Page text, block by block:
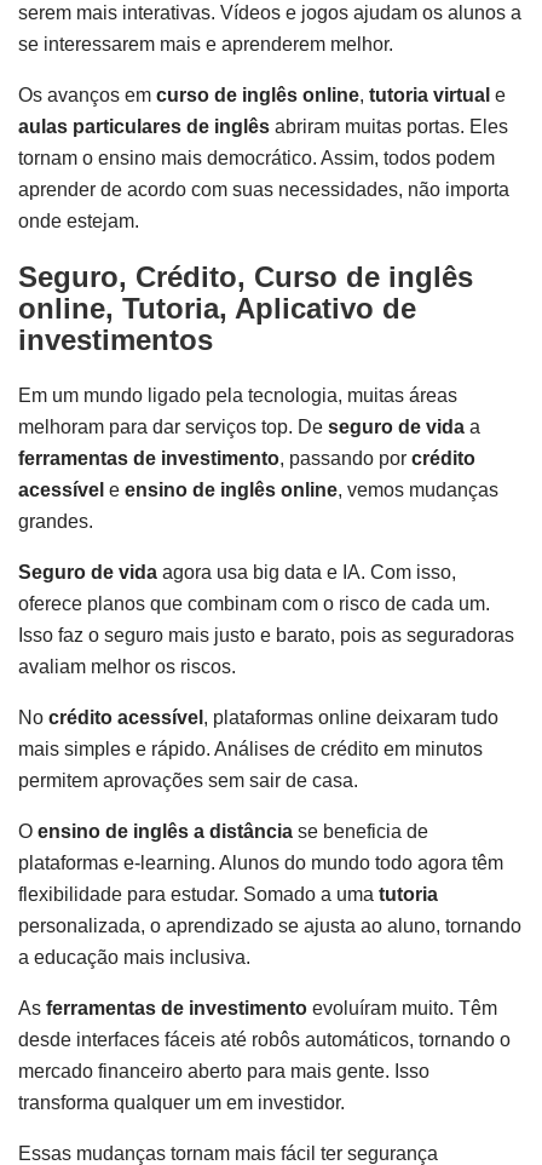
serem mais interativas. Vídeos e jogos ajudam os alunos a
se interessarem mais e aprenderem melhor.
Os avanços em curso de inglês online, tutoria virtual e
aulas particulares de inglês abriram muitas portas. Eles
tornam o ensino mais democrático. Assim, todos podem
aprender de acordo com suas necessidades, não importa
onde estejam.
Seguro, Crédito, Curso de inglês
online, Tutoria, Aplicativo de
investimentos
Em um mundo ligado pela tecnologia, muitas áreas
melhoram para dar serviços top. De seguro de vida a
ferramentas de investimento, passando por crédito
acessível e ensino de inglês online, vemos mudanças
grandes.
Seguro de vida agora usa big data e IA. Com isso,
oferece planos que combinam com o risco de cada um.
Isso faz o seguro mais justo e barato, pois as seguradoras
avaliam melhor os riscos.
No crédito acessível , plataformas online deixaram tudo
mais simples e rápido. Análises de crédito em minutos
permitem aprovações sem sair de casa.
O ensino de inglês a distância se beneficia de
plataformas e-learning. Alunos do mundo todo agora têm
flexibilidade para estudar. Somado a uma tutoria
personalizada, o aprendizado se ajusta ao aluno, tornando
a educação mais inclusiva.
As ferramentas de investimento evoluíram muito. Têm
desde interfaces fáceis até robôs automáticos, tornando o
mercado financeiro aberto para mais gente. Isso
transforma qualquer um em investidor.
Essas mudanças tornam mais fácil ter segurança